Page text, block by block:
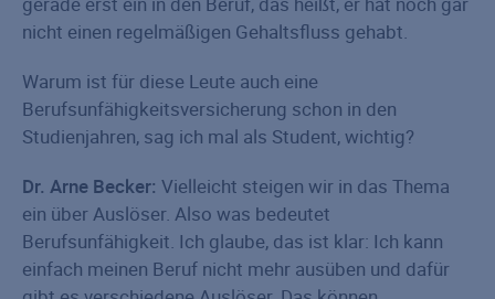
nicht einen regelmäßigen Gehaltsfluss gehabt.
Warum ist für diese Leute auch eine
Berufsunfähigkeitsversicherung schon in den
Studienjahren, sag ich mal als Student, wichtig?
Dr. Arne Becker: Vielleicht steigen wir in das Thema
ein über Auslöser. Also was bedeutet
Berufsunfähigkeit. Ich glaube, das ist klar: Ich kann
einfach meinen Beruf nicht mehr ausüben und dafür